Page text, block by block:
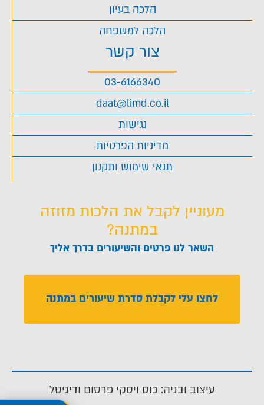
הלכה בעיון
הלכה למשפחה
צור קשר
03-6166340
daat@limd.co.il
נגישות
מדיניות הפרטיות
תנאי שימוש ותקנון
מעוניין לקבל את הלכות מזוזה
במתנה?
השאר לנו פרטים והשיעורים בדרך אליך
לחצו עלי לקבלת סדרת שיעורים במתנה
עיצוב ובניה: כוס ויסקי פרסום ודיגיטל